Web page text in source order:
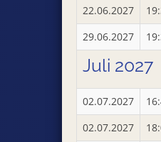
22.06.2027
29.06.2027
Juli 2027
02.07.2027
02.07.2027